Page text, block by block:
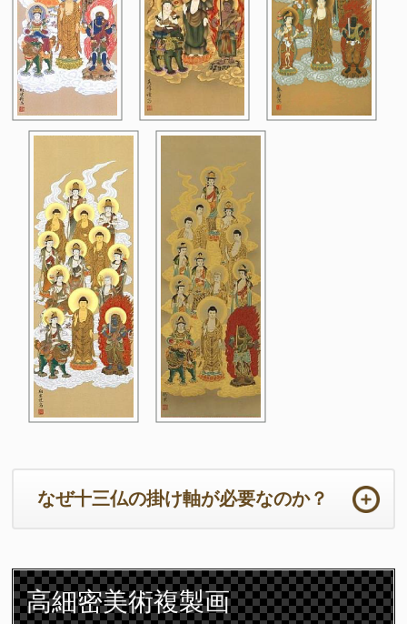
なぜ十三仏の掛け軸が必要なのか？
かと存じます。法要の本来の目的において重要なのは供養するため
のご住職の読経や仏壇です。仏壇周りは一番大切な所となります。
ご住職はじめ参列者が注目される場所となりますので仏壇仏具や床
高細密美術複製画